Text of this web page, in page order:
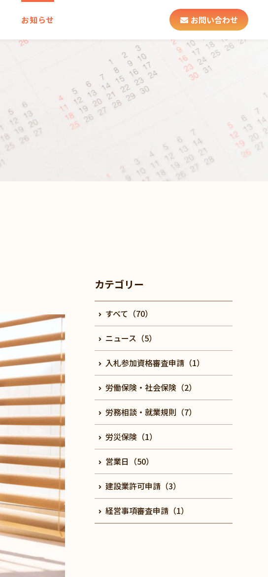
お知らせ お問い合わせ
カテゴリー
すべて（70）
ニュース（5）
入札参加資格審査申請（1）
労働保険・社会保険（2）
労務相談・就業規則（7）
労災保険（1）
営業日（50）
建設業許可申請（3）
経営事項審査申請（1）